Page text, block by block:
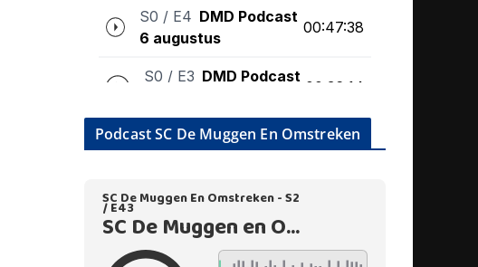
Podcast SC De Muggen En Omstreken